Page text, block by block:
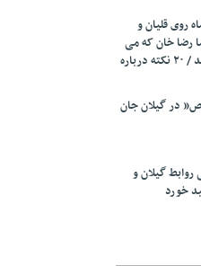
مشخص شد
از مراجع رسمی
ایران و
کشاورزان
روی قلیان و
رضا خان که می
رفت همه شاد بودند / ۲۰ نکته درباره
در گیلان جان
روابط گیلان و
خورد